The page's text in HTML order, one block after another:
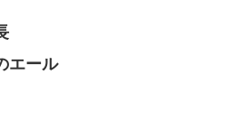
エール